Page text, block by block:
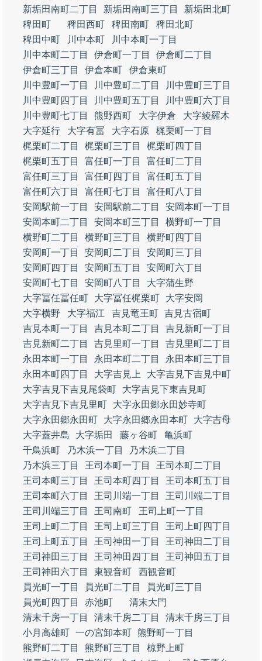
新垢田南町二丁目
新垢田南町三丁目
新垢田北町
稗田町
稗田西町 稗田南町
稗田北町
稗田中町
川中本町
川中本町一丁目
川中本町二丁目
伊倉町一丁目
伊倉町二丁目
伊倉町三丁目
伊倉本町
伊倉東町
川中豊町一丁目
川中豊町二丁目
川中豊町三丁目
川中豊町四丁目
川中豊町五丁目
川中豊町六丁目
川中豊町七丁目
熊野西町 大字伊倉
大字綾羅木
大字延行
大字有冨 大字石原
梶栗町一丁目
梶栗町二丁目
梶栗町三丁目
梶栗町四丁目
梶栗町五丁目
富任町一丁目
富任町二丁目
富任町三丁目
富任町四丁目
富任町五丁目
富任町六丁目
富任町七丁目
富任町八丁目
安岡駅前一丁目
安岡駅前二丁目
安岡本町一丁目
安岡本町二丁目
安岡本町三丁目
横野町一丁目
横野町二丁目
横野町三丁目
横野町四丁目
安岡町一丁目
安岡町二丁目
安岡町三丁目
安岡町四丁目
安岡町五丁目
安岡町六丁目
安岡町七丁目
安岡町八丁目
大字蒲生野
大字冨任冨任町
大字冨任梶栗町
大字安岡
大字横野
大字福江 吉見竜王町 吉見古宿町
吉見本町一丁目
吉見本町二丁目
吉見新町一丁目
吉見新町二丁目
吉見里町一丁目
吉見里町二丁目
永田本町一丁目
永田本町二丁目
永田本町三丁目
永田本町四丁目
大字吉見上
大字吉見下吉見中町
大字吉見下吉見尾袋町
大字吉見下東吉見町
大字吉見下吉見里町
大字永田郷永田妙寺町
大字永田郷永田町
大字永田郷永田本町
大字吉母
大字蓋井島
大字垢田 藤ヶ谷町
亀浜町
千鳥浜町
乃木浜一丁目
乃木浜二丁目
乃木浜三丁目
王司本町一丁目
王司本町二丁目
王司本町三丁目
王司本町四丁目
王司本町五丁目
王司本町六丁目
王司川端一丁目
王司川端二丁目
王司川端三丁目
王司南町
王司上町一丁目
王司上町二丁目
王司上町三丁目
王司上町四丁目
王司上町五丁目
王司神田一丁目
王司神田二丁目
王司神田三丁目
王司神田四丁目
王司神田五丁目
王司神田六丁目
東観音町
西観音町
員光町一丁目
員光町二丁目
員光町三丁目
員光町四丁目
赤池町
清末大門
清末千房一丁目
清末千房二丁目
清末千房三丁目
小月高雄町 一の宮卸本町
熊野町一丁目
熊野町二丁目
熊野町三丁目
椋野上町